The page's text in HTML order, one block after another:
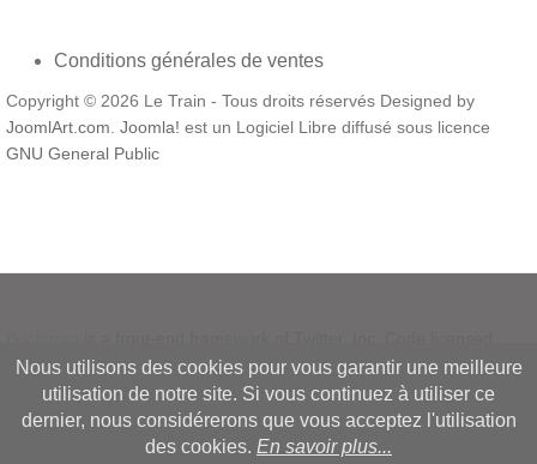
Conditions générales de ventes
Copyright © 2026 Le Train - Tous droits réservés Designed by
JoomlArt.com. Joomla! est un Logiciel Libre diffusé sous licence
GNU General Public
underMIT License.
Font Awesomefont licensed underSIL OFL 1.1.
Nous utilisons des cookies pour vous garantir une meilleure
utilisation de notre site. Si vous continuez à utiliser ce
dernier, nous considérerons que vous acceptez l'utilisation
des cookies. En savoir plus...